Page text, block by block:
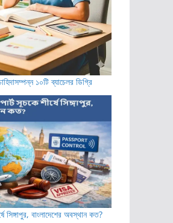
১০টি ব্যাচেলর ডিগ্রি
সিঙ্গাপুর, বাংলাদেশের অবস্থান কত?